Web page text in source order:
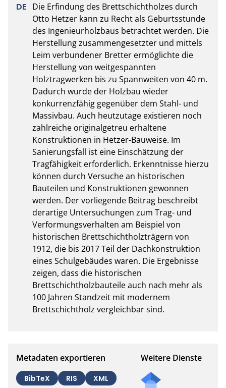
Die Erfindung des Brettschichtholzes durch
Otto Hetzer kann zu Recht als Geburtsstunde
des Ingenieurholzbaus betrachtet werden. Die
Herstellung zusammengesetzter und mittels
Leim verbundener Bretter ermöglichte die
Herstellung von weitgespannten
Holztragwerken bis zu Spannweiten von 40 m.
Dadurch wurde der Holzbau wieder
konkurrenzfähig gegenüber dem Stahl- und
Massivbau. Auch heutzutage existieren noch
zahlreiche originalgetreu erhaltene
Konstruktionen in Hetzer-Bauweise. Im
Sanierungsfall ist eine Einschätzung der
Tragfähigkeit erforderlich. Erkenntnisse hierzu
können durch Versuche an historischen
Bauteilen und Konstruktionen gewonnen
werden. Der vorliegende Beitrag beschreibt
derartige Untersuchungen zum Trag- und
Verformungsverhalten am Beispiel von
historischen Brettschichtholzträgern von
1912, die bis 2017 Teil der Dachkonstruktion
eines Schulgebäudes waren. Die Ergebnisse
zeigen, dass die historischen
Brettschichtholzbauteile auch nach mehr als
100 Jahren Standzeit mit modernem
Brettschichtholz vergleichbar sind.
Metadaten exportieren
BibTeX RIS XML
Weitere Dienste